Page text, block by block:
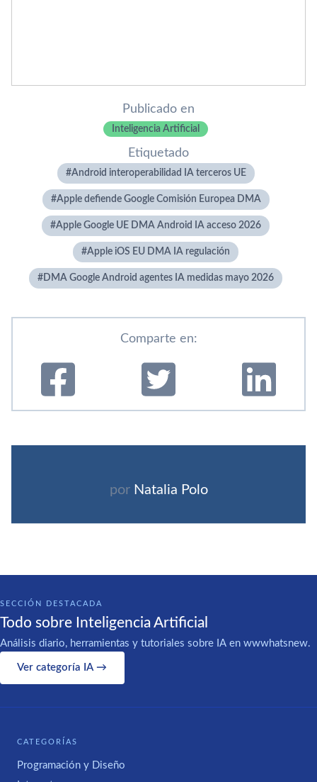
Publicado en
Inteligencia Artificial
Etiquetado
Android interoperabilidad IA terceros UE
Apple defiende Google Comisión Europea DMA
Apple Google UE DMA Android IA acceso 2026
Apple iOS EU DMA IA regulación
DMA Google Android agentes IA medidas mayo 2026
Comparte en:
por Natalia Polo
SECCIÓN DESTACADA
Todo sobre Inteligencia Artificial
Análisis diario, herramientas y tutoriales sobre IA en wwwhatsnew.
Ver categoría IA →
CATEGORÍAS
Programación y Diseño